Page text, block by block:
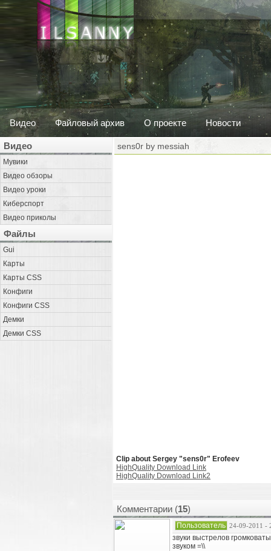
Видео Файловый архив О проекте Новости
Видео
Мувики
Видео обзоры
Видео уроки
Киберспорт
Видео приколы
Файлы
Gui
Карты
Карты CSS
Конфиги
Конфиги CSS
Демки
Демки CSS
sens0r by messiah
Clip about Sergey "sens0r" Erofeev
HighQuality Download Link
HighQuality Download Link2
Комментарии (15)
Пользователь 24-09-2011 -
звуки выстрелов
звуком =\\